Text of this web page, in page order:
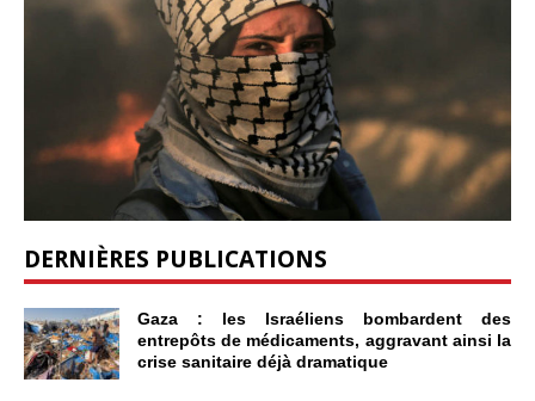
DERNIÈRES PUBLICATIONS
Gaza : les Israéliens bombardent des
entrepôts de médicaments, aggravant ainsi la
crise sanitaire déjà dramatique